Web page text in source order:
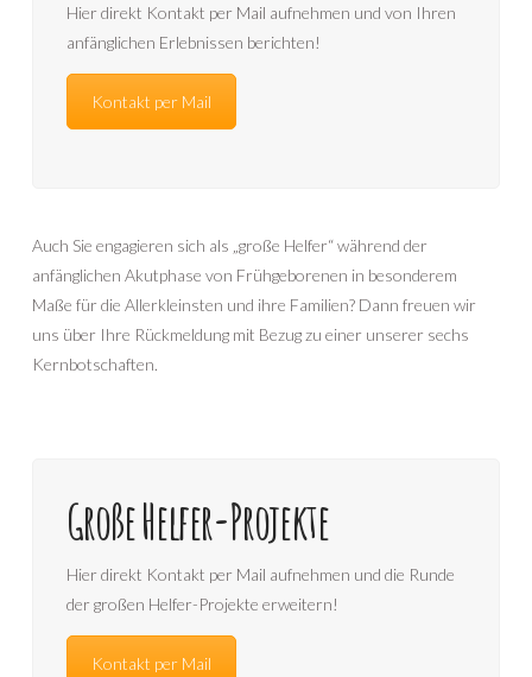
Hier direkt Kontakt per Mail aufnehmen und von Ihren
anfänglichen Erlebnissen berichten!
Kontakt per Mail
Auch Sie engagieren sich als „große Helfer“ während der
anfänglichen Akutphase von Frühgeborenen in besonderem
Maße für die Allerkleinsten und ihre Familien? Dann freuen wir
uns über Ihre Rückmeldung mit Bezug zu einer unserer sechs
Kernbotschaften.
Große Helfer-Projekte
Hier direkt Kontakt per Mail aufnehmen und die Runde
der großen Helfer-Projekte erweitern!
Kontakt per Mail